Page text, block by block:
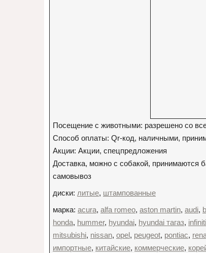
Посещение с животными: разрешено со
Способ оплаты: Qr-код, наличными,
Акции: Акции, спецпредложения
Доставка, можно с собакой, принимаются
самовывоз
диски: литые, штампованные
марка: acura, alfa romeo, aston martin, audi,
honda, hummer, hyundai, hyundai тагаз, infiniti
mitsubishi, nissan, opel, peugeot, pontiac,
импортные, китайские, коммерческие,